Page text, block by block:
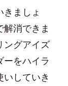
ましょ
消できま
ングアイズ
をハイラ
していき